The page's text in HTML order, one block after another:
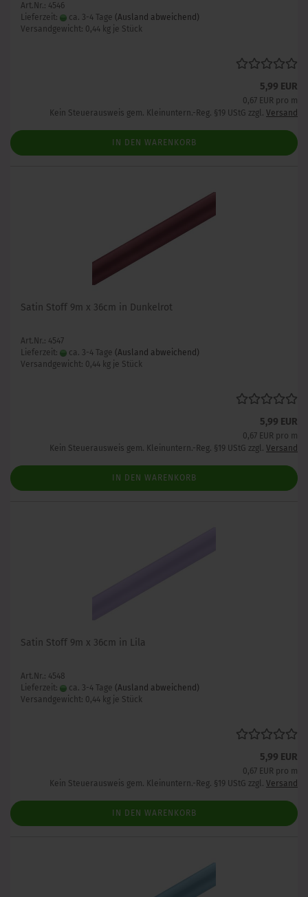
Art.Nr.: 4546
Lieferzeit:
ca. 3-4 Tage (Ausland abweichend)
Versandgewicht: 0,44 kg je Stück
5,99 EUR
0,67 EUR pro m
Kein Steuerausweis gem. Kleinuntern.-Reg. §19 UStG zzgl. Versand
IN DEN WARENKORB
Satin Stoff 9m x 36cm in Dunkelrot
Art.Nr.: 4547
Lieferzeit:
ca. 3-4 Tage (Ausland abweichend)
Versandgewicht: 0,44 kg je Stück
5,99 EUR
0,67 EUR pro m
Kein Steuerausweis gem. Kleinuntern.-Reg. §19 UStG zzgl. Versand
IN DEN WARENKORB
Satin Stoff 9m x 36cm in Lila
Art.Nr.: 4548
Lieferzeit:
ca. 3-4 Tage (Ausland abweichend)
Versandgewicht: 0,44 kg je Stück
5,99 EUR
0,67 EUR pro m
Kein Steuerausweis gem. Kleinuntern.-Reg. §19 UStG zzgl. Versand
IN DEN WARENKORB